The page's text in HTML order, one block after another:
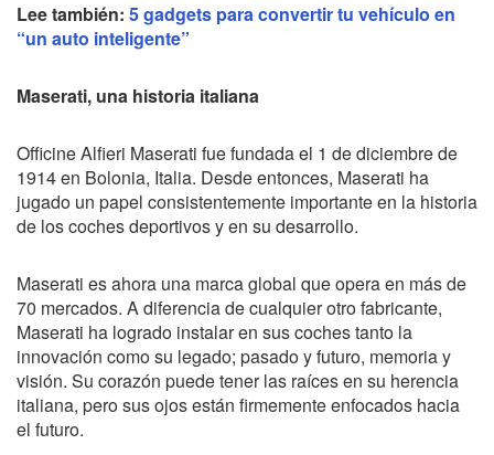
Lee también: 5 gadgets para convertir tu vehículo en
“un auto inteligente”
Maserati, una historia italiana
Officine Alfieri Maserati fue fundada el 1 de diciembre de
1914 en Bolonia, Italia. Desde entonces, Maserati ha
jugado un papel consistentemente importante en la historia
de los coches deportivos y en su desarrollo.
Maserati es ahora una marca global que opera en más de
70 mercados. A diferencia de cualquier otro fabricante,
Maserati ha logrado instalar en sus coches tanto la
innovación como su legado; pasado y futuro, memoria y
visión. Su corazón puede tener las raíces en su herencia
italiana, pero sus ojos están firmemente enfocados hacia
el futuro.